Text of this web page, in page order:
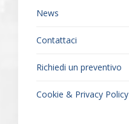
News
Contattaci
Richiedi un preventivo
Cookie & Privacy Policy